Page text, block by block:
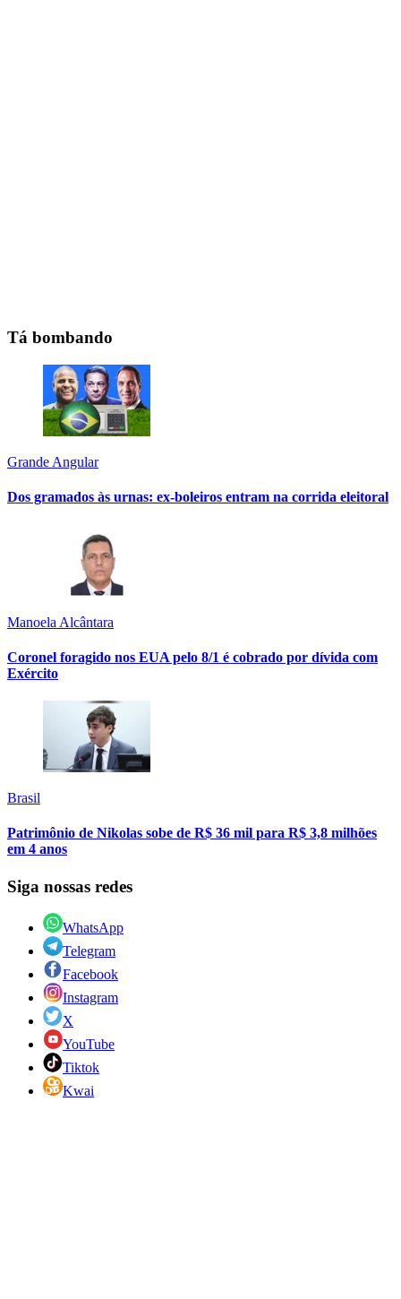
Tá bombando
Grande Angular
Dos gramados às urnas: ex-boleiros entram na corrida eleitoral
Manoela Alcântara
Coronel foragido nos EUA pelo 8/1 é cobrado por dívida com
Exército
Brasil
Patrimônio de Nikolas sobe de R$ 36 mil para R$ 3,8 milhões
em 4 anos
Siga nossas redes
WhatsApp
Telegram
Facebook
Instagram
X
YouTube
Tiktok
Kwai